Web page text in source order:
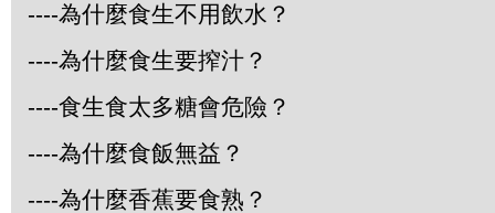
----為什麼食生不用飲水？
----為什麼食生要搾汁？
----食生食太多糖會危險？
----為什麼食飯無益？
----為什麼香蕉要食熟？